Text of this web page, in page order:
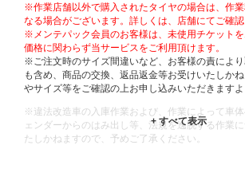
※作業店舗以外で購入されたタイヤの場合は、作
なる場合がございます。詳しくは、店舗にてご確認
※メンテパック会員のお客様は、未使用チケット
価格に関わらず当サービスをご利用頂けます。
※ご注文時のサイズ間違いなど、お客様の責によ
も含め、商品の交換、返品返金等お受けいたしか
やサイズ等をご確認の上お申し込みいただきますよ
※違法改造車の入庫作業および、作業によって車
ェンダーからのはみ出し等、法規を逸脱する作業
たしかねますので、予めご了承ください。